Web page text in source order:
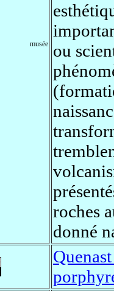
musée
ou
roches
donné